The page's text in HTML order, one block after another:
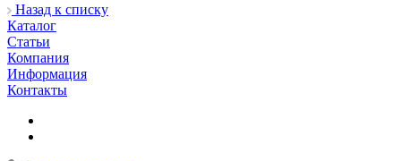
Назад к списку
Каталог
Статьи
Компания
Информация
Контакты